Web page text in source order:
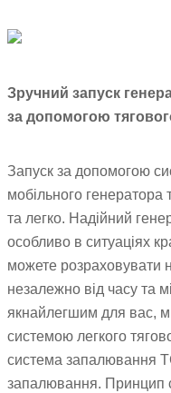
Зручний запуск
за допомогою
Запуск за допомогою
мобільного генератора
та легко. Надійний
особливо в ситуаціях
можете розраховувати
незалежно від часу та
якнайлегшим для вас,
системою легкого
система запалювання
запалювання. Принцип